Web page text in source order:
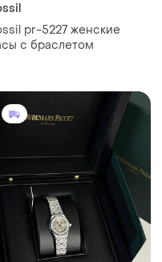
pr-5227 женские
с браслетом